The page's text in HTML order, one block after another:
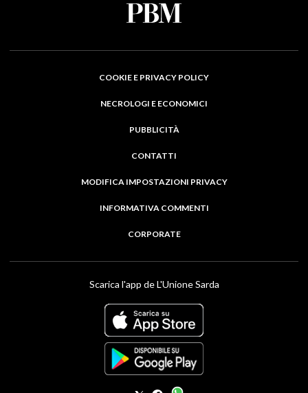
COOKIE E PRIVACY POLICY
NECROLOGI E ECONOMICI
PUBBLICITÀ
CONTATTI
MODIFICA IMPOSTAZIONI PRIVACY
INFORMATIVA COMMENTI
CORPORATE
Scarica l'app de L'Unione Sarda